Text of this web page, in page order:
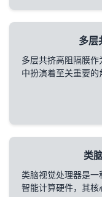
多层
多层共挤高阻隔膜
中扮演着至关重要的
类
类脑视觉处理器是
智能计算硬件，其核